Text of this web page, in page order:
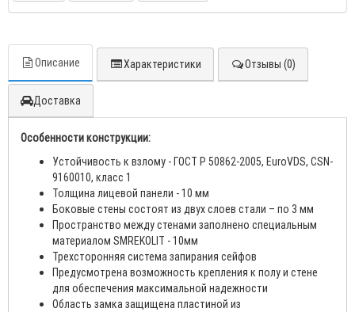
Описание Характеристики Отзывы (0)
Доставка
Особенности конструкции:
Устойчивость к взлому - ГОСТ Р 50862-2005, EuroVDS, CSN-
9160010, класс 1
Толщина лицевой панели - 10 мм
Боковые стены состоят из двух слоев стали – по 3 мм
Пространство между стенами заполнено специальным
материалом SMREKOLIT - 10мм
Трехсторонняя система запирания сейфов
Предусмотрена возможность крепления к полу и стене
для обеспечения максимальной надежности
Область замка защищена пластиной из